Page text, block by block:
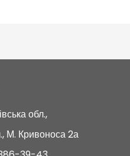
обл.,
М. Кривоноса 2а